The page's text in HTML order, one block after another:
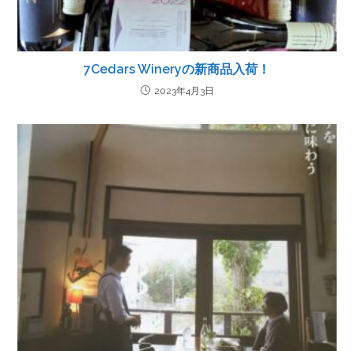
7Cedars Wineryの新商品入荷！
2023年4月3日